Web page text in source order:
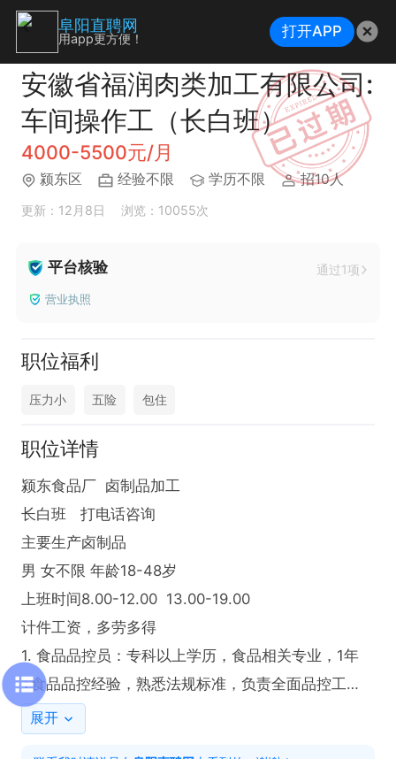
安徽省福润肉类加工有限公司:
车间操作工（长白班）
4000-5500元/月
颍东区 经验不限 学历不限 招10人
更新：12月8日 浏览：10055次
平台核验 通过1项
营业执照
职位福利
压力小 五险 包住
职位详情
颍东食品厂  卤制品加工
长白班   打电话咨询
主要生产卤制品
男 女不限 年龄18-48岁
上班时间8.00-12.00  13.00-19.00
计件工资，多劳多得
1. 食品品控员：专科以上学历，食品相关专业，1年
+食品品控经验，熟悉法规标准，负责全面品控工
作，薪资面谈.
展开
阜阳直聘网
用app更方便！ 打开APP